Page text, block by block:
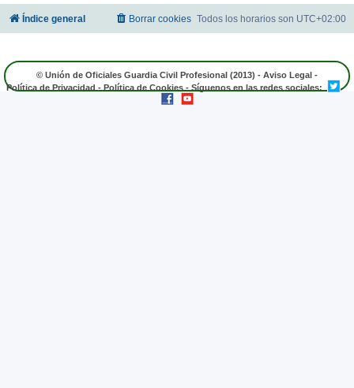
Índice general Todos los horarios son UTC+02:00
Borrar cookies
© Unión de Oficiales Guardia Civil Profesional (2013) - Aviso Legal -
Política de Privacidad-Política de Cookies- Síguenos en las redes sociales: